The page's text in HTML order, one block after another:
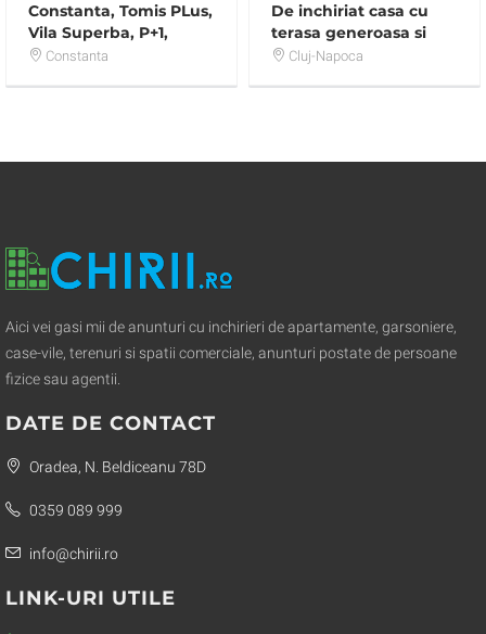
Constanta, Tomis PLus,
Vila Superba, P+1,
Termen Lung
Constanta
De inchiriat casa cu
terasa generoasa si
panorama superba in
Cluj-Napoca
Aici vei gasi mii de anunturi cu inchirieri de apartamente, garsoniere,
case-vile, terenuri si spatii comerciale, anunturi postate de persoane
fizice sau agentii.
DATE DE CONTACT
Oradea, N. Beldiceanu 78D
0359 089 999
info@chirii.ro
LINK-URI UTILE